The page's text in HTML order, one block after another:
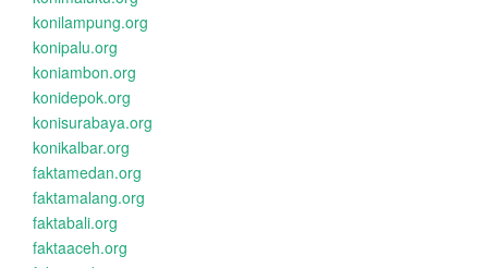
konilampung.org
konipalu.org
koniambon.org
konidepok.org
konisurabaya.org
konikalbar.org
faktamedan.org
faktamalang.org
faktabali.org
faktaaceh.org